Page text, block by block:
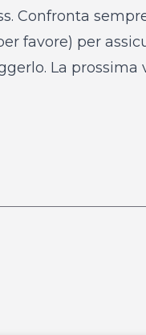
Confronta
favore) per
La prossima